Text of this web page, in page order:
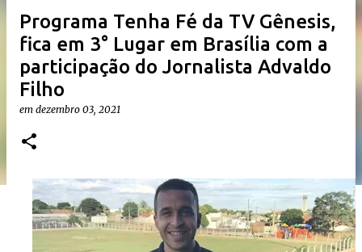
Programa Tenha Fé da TV Gênesis,
fica em 3° Lugar em Brasília com a
participação do Jornalista Advaldo
Filho
em dezembro 03, 2021